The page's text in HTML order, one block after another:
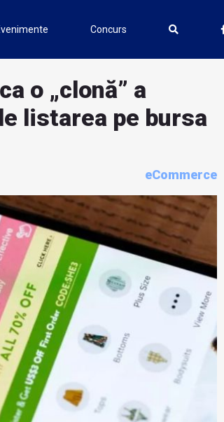
Concurs
o „clonă” a
listarea pe bursa
eCommerce